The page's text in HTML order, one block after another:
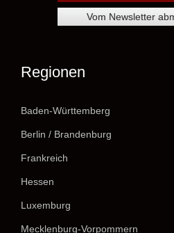
Regionen
Baden-Württemberg
Berlin / Brandenburg
Frankreich
Hessen
Luxemburg
Mecklenburg-Vorpommern